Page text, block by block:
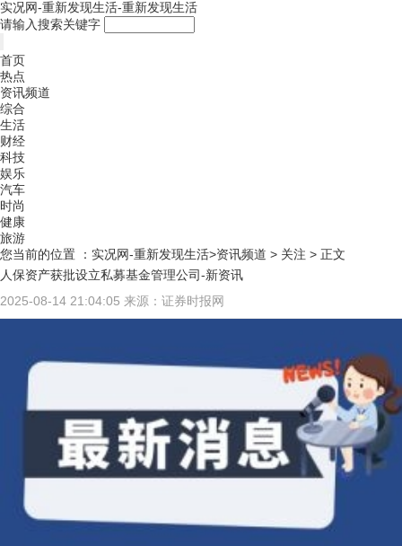
实况网-重新发现生活-重新发现生活
请输入搜索关键字
首页
热点
资讯频道
综合
生活
财经
科技
娱乐
汽车
时尚
健康
旅游
您当前的位置 ： 实况网-重新发现生活>资讯频道 > 关注 > 正文
人保资产获批设立私募基金管理公司-新资讯
2025-08-14 21:04:05 来源：证券时报网